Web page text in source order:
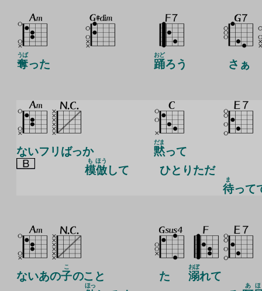
奪
うば
った 踊
おど
ろう さぁ
ないフリばっか
模
も
倣
ほう
して
黙
だま
って
ひとりただ
待
ま
って
ないあの子
こ
のこと
ほっ
た 溺
おぼ
れて
あほ